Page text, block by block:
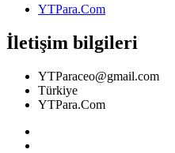
YTPara.Com
İletişim bilgileri
YTParaceo@gmail.com
Türkiye
YTPara.Com